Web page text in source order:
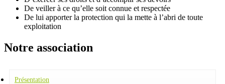
De veiller à ce qu’elle soit connue et respectée
De lui apporter la protection qui la mette à l’abri de toute
exploitation
Notre association
Présentation